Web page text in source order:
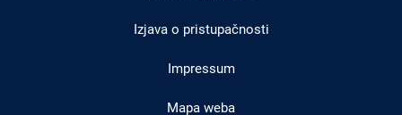
Izjava o pristupačnosti
Impressum
Mapa weba